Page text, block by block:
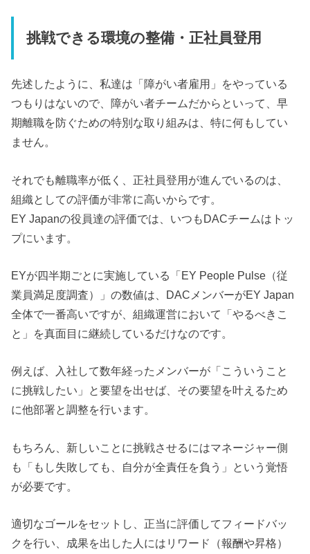
挑戦できる環境の整備・正社員登用
先述したように、私達は「障がい者雇用」をやっている
つもりはないので、障がい者チームだからといって、早
期離職を防ぐための特別な取り組みは、特に何もしてい
ません。
それでも離職率が低く、正社員登用が進んでいるのは、
組織としての評価が非常に高いからです。
EY Japanの役員達の評価では、いつもDACチームはトッ
プにいます。
EYが四半期ごとに実施している「EY People Pulse（従
業員満足度調査）」の数値は、DACメンバーがEY Japan
全体で一番高いですが、組織運営において「やるべきこ
と」を真面目に継続しているだけなのです。
例えば、入社して数年経ったメンバーが「こういうこと
に挑戦したい」と要望を出せば、その要望を叶えるため
に他部署と調整を行います。
もちろん、新しいことに挑戦させるにはマネージャー側
も「もし失敗しても、自分が全責任を負う」という覚悟
が必要です。
適切なゴールをセットし、正当に評価してフィードバッ
クを行い、成果を出した人にはリワード（報酬や昇格）